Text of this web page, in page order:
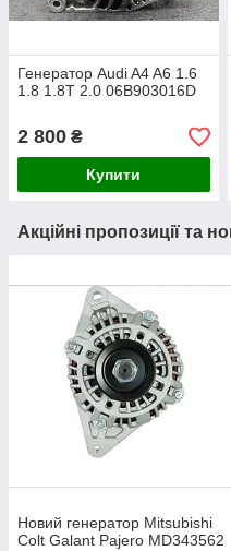
Генератор Audi A4 A6 1.6
1.8 1.8T 2.0 06B903016D
2 800 ₴
Купити
Акційні пропозиції та
Новий генератор Mitsubishi
Colt Galant Pajero MD343562